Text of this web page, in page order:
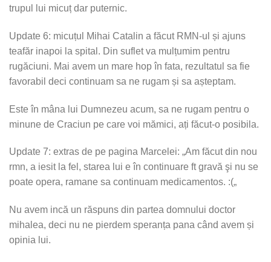
trupul lui micuț dar puternic.
Update 6: micuțul Mihai Catalin a făcut RMN-ul și ajuns
teafăr inapoi la spital. Din suflet va mulțumim pentru
rugăciuni. Mai avem un mare hop în fata, rezultatul sa fie
favorabil deci continuam sa ne rugam și sa așteptam.
Este în mâna lui Dumnezeu acum, sa ne rugam pentru o
minune de Craciun pe care voi mămici, ați făcut-o posibila.
Update 7: extras de pe pagina Marcelei: „Am făcut din nou
rmn, a iesit la fel, starea lui e în continuare ft gravă şi nu se
poate opera, ramane sa continuam medicamentos. :(„
Nu avem incă un răspuns din partea domnului doctor
mihalea, deci nu ne pierdem speranța pana când avem și
opinia lui.